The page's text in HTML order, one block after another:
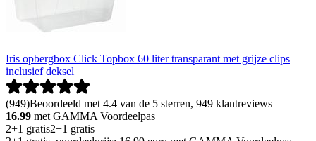
Iris opbergbox Click Topbox 60 liter transparant met grijze clips
inclusief deksel
(949)Beoordeeld met 4.4 van de 5 sterren, 949 klantreviews
16.99 met GAMMA Voordeelpas
2+1 gratis2+1 gratis